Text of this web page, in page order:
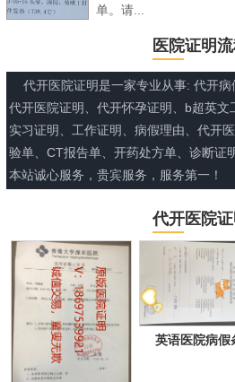
单。请...
医院证明
代开医院证明是一家专业从事: 代开病
代开医院证明、代开怀孕证明、b超英文
实习证明、工作证明、病假理由、代开
验单、CT报告单、开药处方单、诊断证
本站诚心服务，贵宾服务，服务第一！
代开医院证
英语医院病假